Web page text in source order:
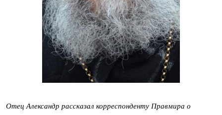
Отец Александр рассказал корреспонденту Правмира о